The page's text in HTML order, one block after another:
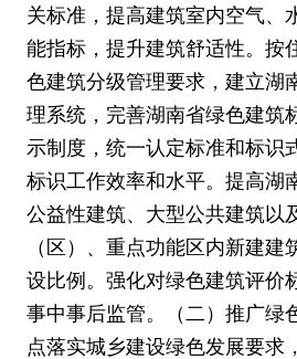
关标准，提高建筑室内空气、
能指标，提升建筑舒适性。按
色建筑分级管理要求，建立湖
理系统，完善湖南省绿色建筑
示制度，统一认定标准和标识
标识工作效率和水平。提高湖
公益性建筑、大型公共建筑以
（区）、重点功能区内新建建
设比例。强化对绿色建筑评价
事中事后监管。（二）推广绿
点落实城乡建设绿色发展要求